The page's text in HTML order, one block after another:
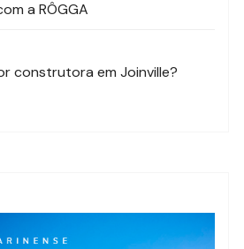
a RÔGGA
construtora em Joinville?